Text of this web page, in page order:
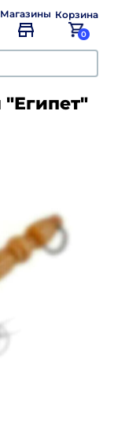
Магазины Корзина
0